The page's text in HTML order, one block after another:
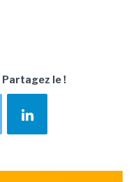
Partagez le !